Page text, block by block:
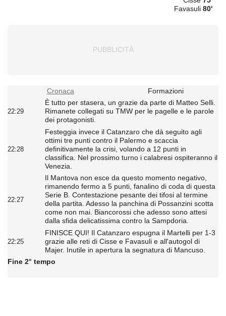
Favasuli 80'
Cronaca Formazioni
22:29
È tutto per stasera, un grazie da parte di Matteo Selli.
Rimanete collegati su TMW per le pagelle e le parole
dei protagonisti.
22:28
Festeggia invece il Catanzaro che dà seguito agli
ottimi tre punti contro il Palermo e scaccia
definitivamente la crisi, volando a 12 punti in
classifica. Nel prossimo turno i calabresi ospiteranno il
Venezia.
22:27
Il Mantova non esce da questo momento negativo,
rimanendo fermo a 5 punti, fanalino di coda di questa
Serie B. Contestazione pesante dei tifosi al termine
della partita. Adesso la panchina di Possanzini scotta
come non mai. Biancorossi che adesso sono attesi
dalla sfida delicatissima contro la Sampdoria.
22:25
FINISCE QUI! Il Catanzaro espugna il Martelli per 1-3
grazie alle reti di Cisse e Favasuli e all'autogol di
Majer. Inutile in apertura la segnatura di Mancuso.
Fine 2° tempo